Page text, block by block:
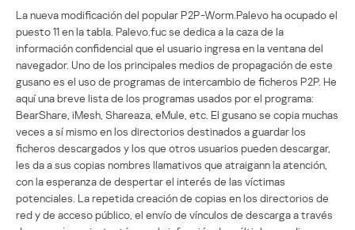
La nueva modificación del popular P2P-Worm.Palevo ha ocupado el
puesto 11 en la tabla. Palevo.fuc se dedica a la caza de la
información confidencial que el usuario ingresa en la ventana del
navegador. Uno de los principales medios de propagación de este
gusano es el uso de programas de intercambio de ficheros P2P. He
aquí una breve lista de los programas usados por el programa:
BearShare, iMesh, Shareaza, eMule, etc. El gusano se copia muchas
veces a sí mismo en los directorios destinados a guardar los
ficheros descargados y los que otros usuarios pueden descargar,
les da a sus copias nombres llamativos que atraigann la atención,
con la esperanza de despertar el interés de las víctimas
potenciales. La repetida creación de copias en los directorios de
red y de acceso público, el envío de vínculos de descarga a través